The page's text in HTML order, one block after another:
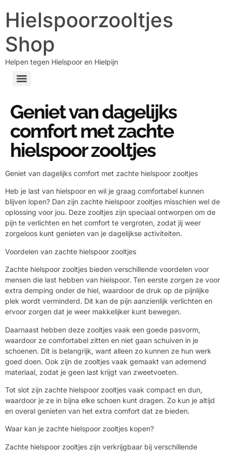
Hielspoorzooltjes
Shop
Helpen tegen Hielspoor en Hielpijn
Geniet van dagelijks
comfort met zachte
hielspoor zooltjes
Geniet van dagelijks comfort met zachte hielspoor zooltjes
Heb je last van hielspoor en wil je graag comfortabel kunnen
blijven lopen? Dan zijn zachte hielspoor zooltjes misschien wel de
oplossing voor jou. Deze zooltjes zijn speciaal ontworpen om de
pijn te verlichten en het comfort te vergroten, zodat jij weer
zorgeloos kunt genieten van je dagelijkse activiteiten.
Voordelen van zachte hielspoor zooltjes
Zachte hielspoor zooltjes bieden verschillende voordelen voor
mensen die last hebben van hielspoor. Ten eerste zorgen ze voor
extra demping onder de hiel, waardoor de druk op de pijnlijke
plek wordt verminderd. Dit kan de pijn aanzienlijk verlichten en
ervoor zorgen dat je weer makkelijker kunt bewegen.
Daarnaast hebben deze zooltjes vaak een goede pasvorm,
waardoor ze comfortabel zitten en niet gaan schuiven in je
schoenen. Dit is belangrijk, want alleen zo kunnen ze hun werk
goed doen. Ook zijn de zooltjes vaak gemaakt van ademend
materiaal, zodat je geen last krijgt van zweetvoeten.
Tot slot zijn zachte hielspoor zooltjes vaak compact en dun,
waardoor je ze in bijna elke schoen kunt dragen. Zo kun je altijd
en overal genieten van het extra comfort dat ze bieden.
Waar kan je zachte hielspoor zooltjes kopen?
Zachte hielspoor zooltjes zijn verkrijgbaar bij verschillende